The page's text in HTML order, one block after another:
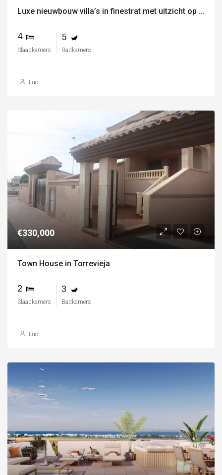
Luxe nieuwbouw villa’s in finestrat met uitzicht op zee
4
Slaapkamers
5
Badkamers
Luc
€330,000
Town House in Torrevieja
2
Slaapkamers
3
Badkamers
Luc